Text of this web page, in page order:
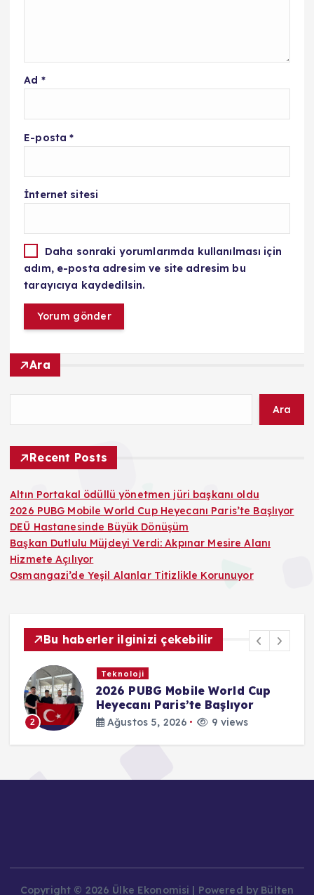
Ad *
E-posta*
İnternet sitesi
Daha sonraki yorumlarımda kullanılması için
adım, e-posta adresim ve site adresim bu
tarayıcıya kaydedilsin.
Ara
Ara
Recent Posts
Altın Portakal ödüllü yönetmen jüri başkanı oldu
2026 PUBG Mobile World Cup Heyecanı Paris’te Başlıyor
DEÜ Hastanesinde Büyük Dönüşüm
Başkan Dutlulu Müjdeyi Verdi: Akpınar Mesire Alanı
Hizmete Açılıyor
Osmangazi’de Yeşil Alanlar Titizlikle Korunuyor
Bu haberler ilginizi çekebilir
2
Teknoloji
2026 PUBG Mobile World Cup
Heyecanı Paris’te Başlıyor
Ağustos 5, 2026 9 views
Copyright © 2026 Ülke Ekonomisi | Powered by Bülten